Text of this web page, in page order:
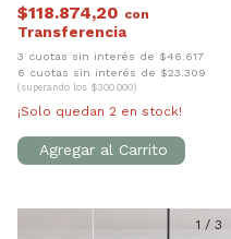
$118.874,20 con
3 cuotas sin interés de $46.617
6 cuotas sin interés de $23.309
(superando los $300.000)
¡Solo quedan 2 en stock!
1 / 3